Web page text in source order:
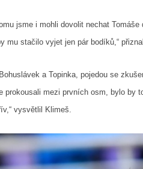
jsme i mohli dovolit nechat Tomáše
stačilo vyjet jen pár bodíků,“
a Topinka, pojedou se
mezi prvních osm, bylo by
vysvětlil Klimeš.